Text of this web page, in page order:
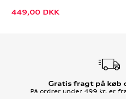
449,00 DKK
Gratis fragt på køb
På ordrer under 499 kr. er